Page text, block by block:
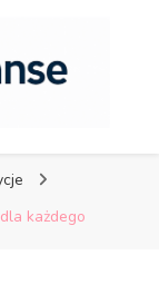
każdego